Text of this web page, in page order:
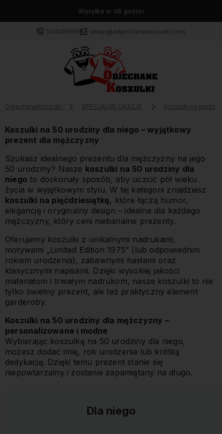
Wysyłka w 48 godzin
504016596 sklep@odjechanekoszulki.com
OdjechaneKoszulki SPECJALNE OKAZJE Koszulki na
Koszulki na 50 urodziny dla niego – wyjątkowy
prezent dla mężczyzny
Szukasz idealnego prezentu dla mężczyzny na jego
50 urodziny? Nasze koszulki na 50 urodziny dla
niego to doskonały sposób, aby uczcić pół wieku
życia w wyjątkowym stylu. W tej kategorii znajdziesz
koszulki na pięćdziesiątkę, które łączą humor,
elegancję i oryginalny design – idealne dla każdego
mężczyzny, który ceni niebanalne prezenty.
Oferujemy koszulki z unikalnymi nadrukami,
motywami „Limited Edition 1975” (lub odpowiednim
rokiem urodzenia), zabawnymi hasłami oraz
klasycznymi napisami. Dzięki wysokiej jakości
materiałom i trwałym nadrukom, nasze koszulki to nie
tylko świetny prezent, ale też praktyczny element
garderoby.
Koszulki na 50 urodziny dla mężczyzny –
personalizowane i modne
Wybierając koszulkę na 50 urodziny dla niego,
możesz dodać imię, rok urodzenia lub krótką
dedykację. Dzięki temu prezent stanie się
niepowtarzalny i zostanie zapamiętany na długo.
Dla niego